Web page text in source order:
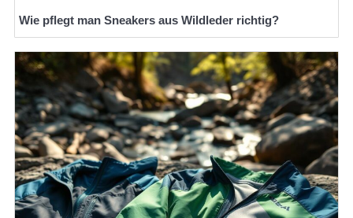
Wie pflegt man Sneakers aus Wildleder richtig?